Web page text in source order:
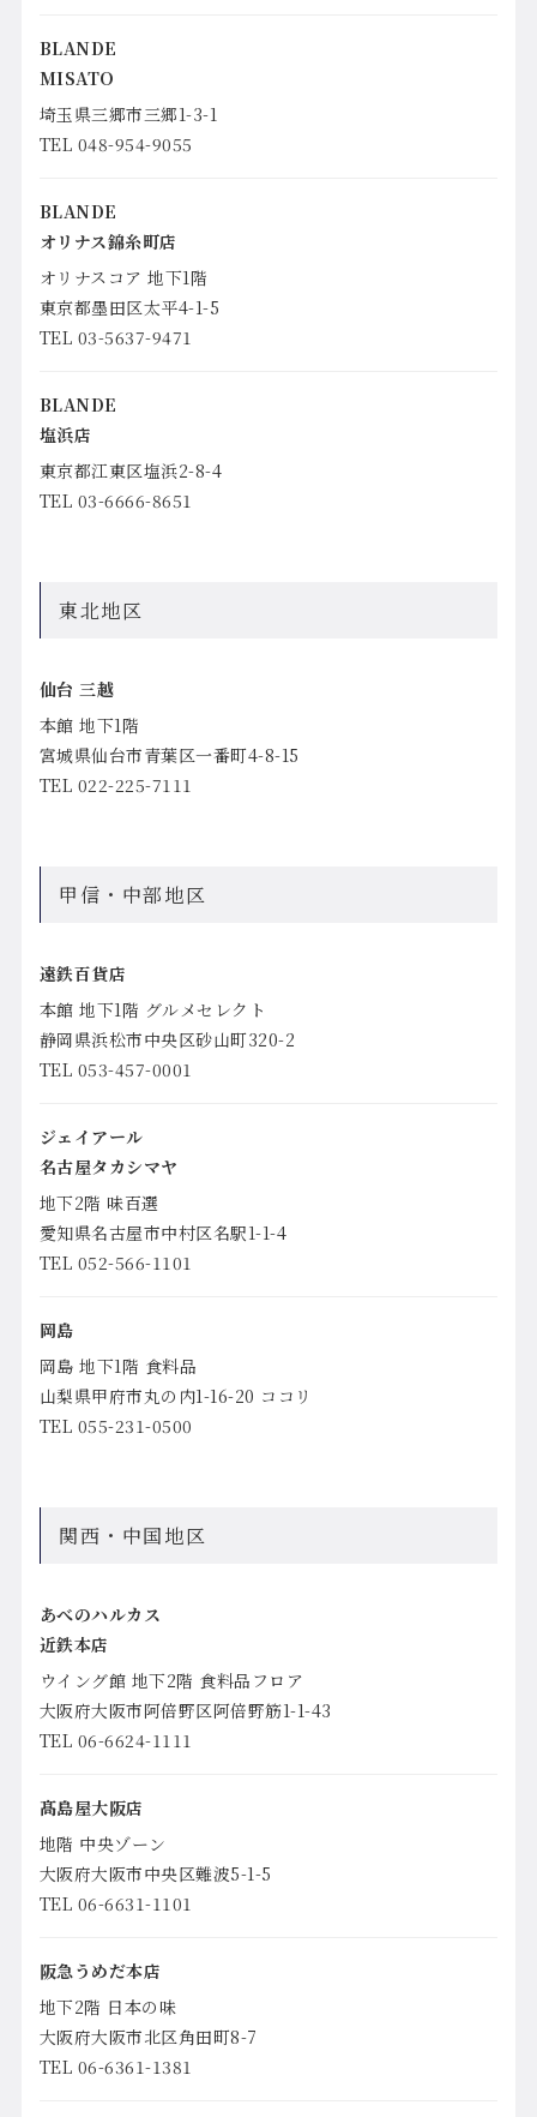
BLANDE
MISATO
埼玉県三郷市三郷1-3-1
TEL 048-954-9055
BLANDE
オリナス錦糸町店
オリナスコア 地下1階
東京都墨田区太平4-1-5
TEL 03-5637-9471
BLANDE
塩浜店
東京都江東区塩浜2-8-4
TEL 03-6666-8651
東北地区
仙台 三越
本館 地下1階
宮城県仙台市青葉区一番町4-8-15
TEL 022-225-7111
甲信・中部地区
遠鉄百貨店
本館 地下1階 グルメセレクト
静岡県浜松市中央区砂山町320-2
TEL 053-457-0001
ジェイアール
名古屋タカシマヤ
地下2階 味百選
愛知県名古屋市中村区名駅1-1-4
TEL 052-566-1101
岡島
岡島 地下1階 食料品
山梨県甲府市丸の内1-16-20 ココリ
TEL 055-231-0500
関西・中国地区
あべのハルカス
近鉄本店
ウイング館 地下2階 食料品フロア
大阪府大阪市阿倍野区阿倍野筋1-1-43
TEL 06-6624-1111
髙島屋大阪店
地階 中央ゾーン
大阪府大阪市中央区難波5-1-5
TEL 06-6631-1101
阪急うめだ本店
地下2階 日本の味
大阪府大阪市北区角田町8-7
TEL 06-6361-1381